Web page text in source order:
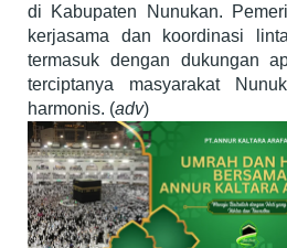
di Kabupaten Nunukan.
kerjasama dan koordinasi
termasuk dengan dukungan
terciptanya masyarakat
harmonis. (adv)